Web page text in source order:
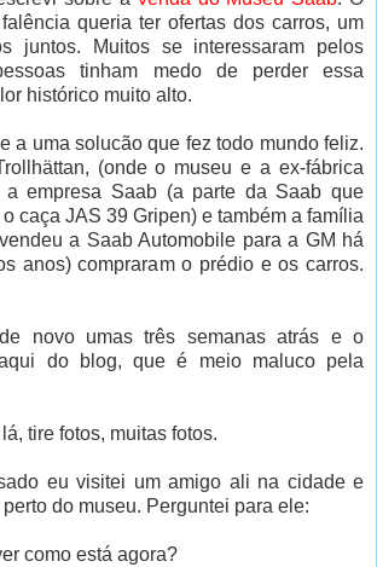
queria ter ofertas dos carros, um
juntos. Muitos se interessaram pelos
tinham medo de perder essa
histórico muito alto.
a uma solucão que fez todo mundo feliz.
(onde o museu e a ex-fábrica
a empresa Saab (a parte da Saab que
caça JAS 39 Gripen) e também a família
a Saab Automobile para a GM há
anos) compraram o prédio e os carros.
novo umas três semanas atrás e o
do blog, que é meio maluco pela
tire fotos, muitas fotos.
eu visitei um amigo ali na cidade e
do museu. Perguntei para ele:
como está agora?